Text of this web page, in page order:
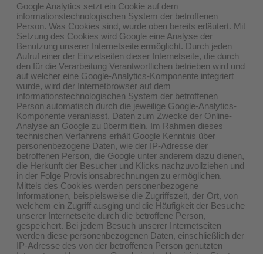
Google Analytics setzt ein Cookie auf dem
informationstechnologischen System der betroffenen
Person. Was Cookies sind, wurde oben bereits erläutert. Mit
Setzung des Cookies wird Google eine Analyse der
Benutzung unserer Internetseite ermöglicht. Durch jeden
Aufruf einer der Einzelseiten dieser Internetseite, die durch
den für die Verarbeitung Verantwortlichen betrieben wird und
auf welcher eine Google-Analytics-Komponente integriert
wurde, wird der Internetbrowser auf dem
informationstechnologischen System der betroffenen
Person automatisch durch die jeweilige Google-Analytics-
Komponente veranlasst, Daten zum Zwecke der Online-
Analyse an Google zu übermitteln. Im Rahmen dieses
technischen Verfahrens erhält Google Kenntnis über
personenbezogene Daten, wie der IP-Adresse der
betroffenen Person, die Google unter anderem dazu dienen,
die Herkunft der Besucher und Klicks nachzuvollziehen und
in der Folge Provisionsabrechnungen zu ermöglichen.
Mittels des Cookies werden personenbezogene
Informationen, beispielsweise die Zugriffszeit, der Ort, von
welchem ein Zugriff ausging und die Häufigkeit der Besuche
unserer Internetseite durch die betroffene Person,
gespeichert. Bei jedem Besuch unserer Internetseiten
werden diese personenbezogenen Daten, einschließlich der
IP-Adresse des von der betroffenen Person genutzten